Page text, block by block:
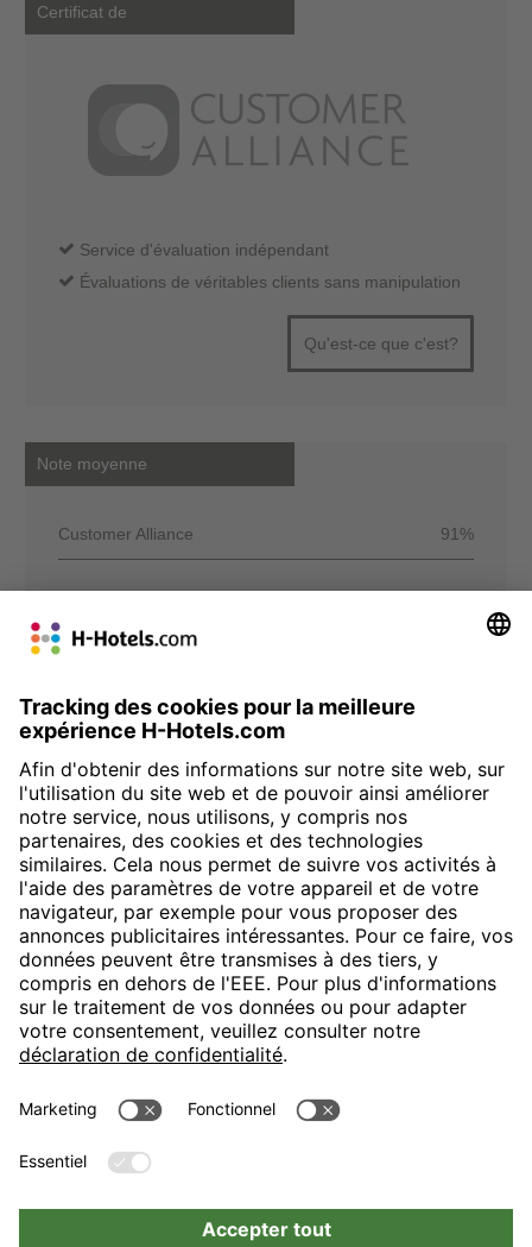
Certificat de
Service d'évaluation indépendant
Évaluations de véritables clients sans manipulation
Qu'est-ce que c'est?
Note moyenne
Customer Alliance 91%
H-Hotels.com sponsorise le club de football suivant
Suivez les nouveautés et informations de H-Hotels.com sur les